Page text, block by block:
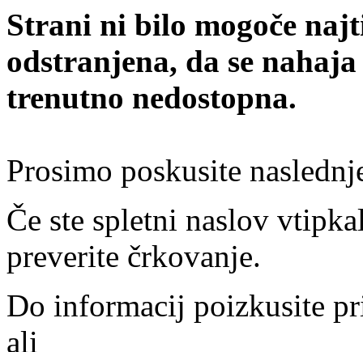
Strani ni bilo mogoče
odstranjena, da se
trenutno nedostopna.
Prosimo poskusite
Če ste spletni naslov
preverite črkovanje.
Do informacij poizkusite
ali